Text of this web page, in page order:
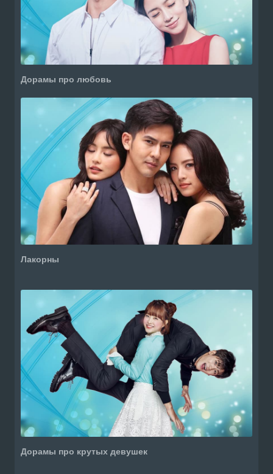
Дорамы про любовь
Лакорны
Дорамы про крутых девушек